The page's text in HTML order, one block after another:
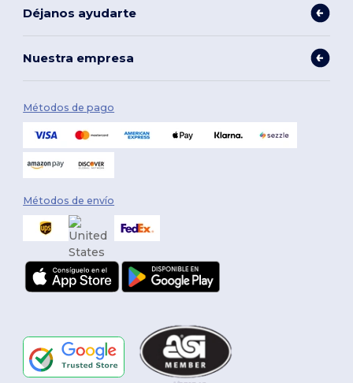
Déjanos ayudarte
Nuestra empresa
Métodos de pago
Métodos de envío